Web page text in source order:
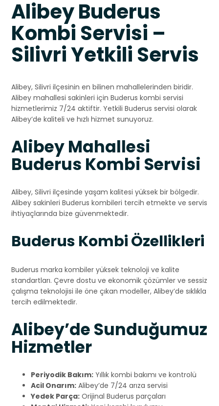
Alibey Buderus
Kombi Servisi –
Silivri Yetkili Servis
Alibey, Silivri ilçesinin en bilinen mahallelerinden biridir.
Alibey mahallesi sakinleri için Buderus kombi servisi
hizmetlerimiz 7/24 aktiftir. Yetkili Buderus servisi olarak
Alibey’de kaliteli ve hızlı hizmet sunuyoruz.
Alibey Mahallesi
Buderus Kombi Servisi
Alibey, Silivri ilçesinde yaşam kalitesi yüksek bir bölgedir.
Alibey sakinleri Buderus kombileri tercih etmekte ve servis
ihtiyaçlarında bize güvenmektedir.
Buderus Kombi Özellikleri
Buderus marka kombiler yüksek teknoloji ve kalite
standartları. Çevre dostu ve ekonomik çözümler ve sessiz
çalışma teknolojisi ile öne çıkan modeller, Alibey’de sıklıkla
tercih edilmektedir.
Alibey’de Sunduğumuz
Hizmetler
Periyodik Bakım: Yıllık kombi bakımı ve kontrolü
Acil Onarım: Alibey’de 7/24 arıza servisi
Yedek Parça: Orijinal Buderus parçaları